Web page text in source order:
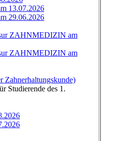
13.07.2026
29.06.2026
ZAHNMEDIZIN am
ZAHNMEDIZIN am
Zahnerhaltungskunde)
Studierende des 1.